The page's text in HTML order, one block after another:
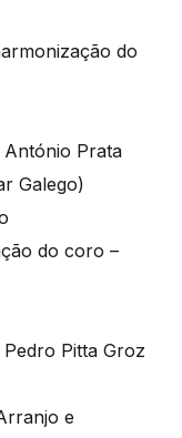
do
Prata
Galego)
do coro –
Pitta Groz
e